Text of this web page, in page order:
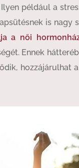
például a
is nagy
a női
Ennek
hozzájárulhat